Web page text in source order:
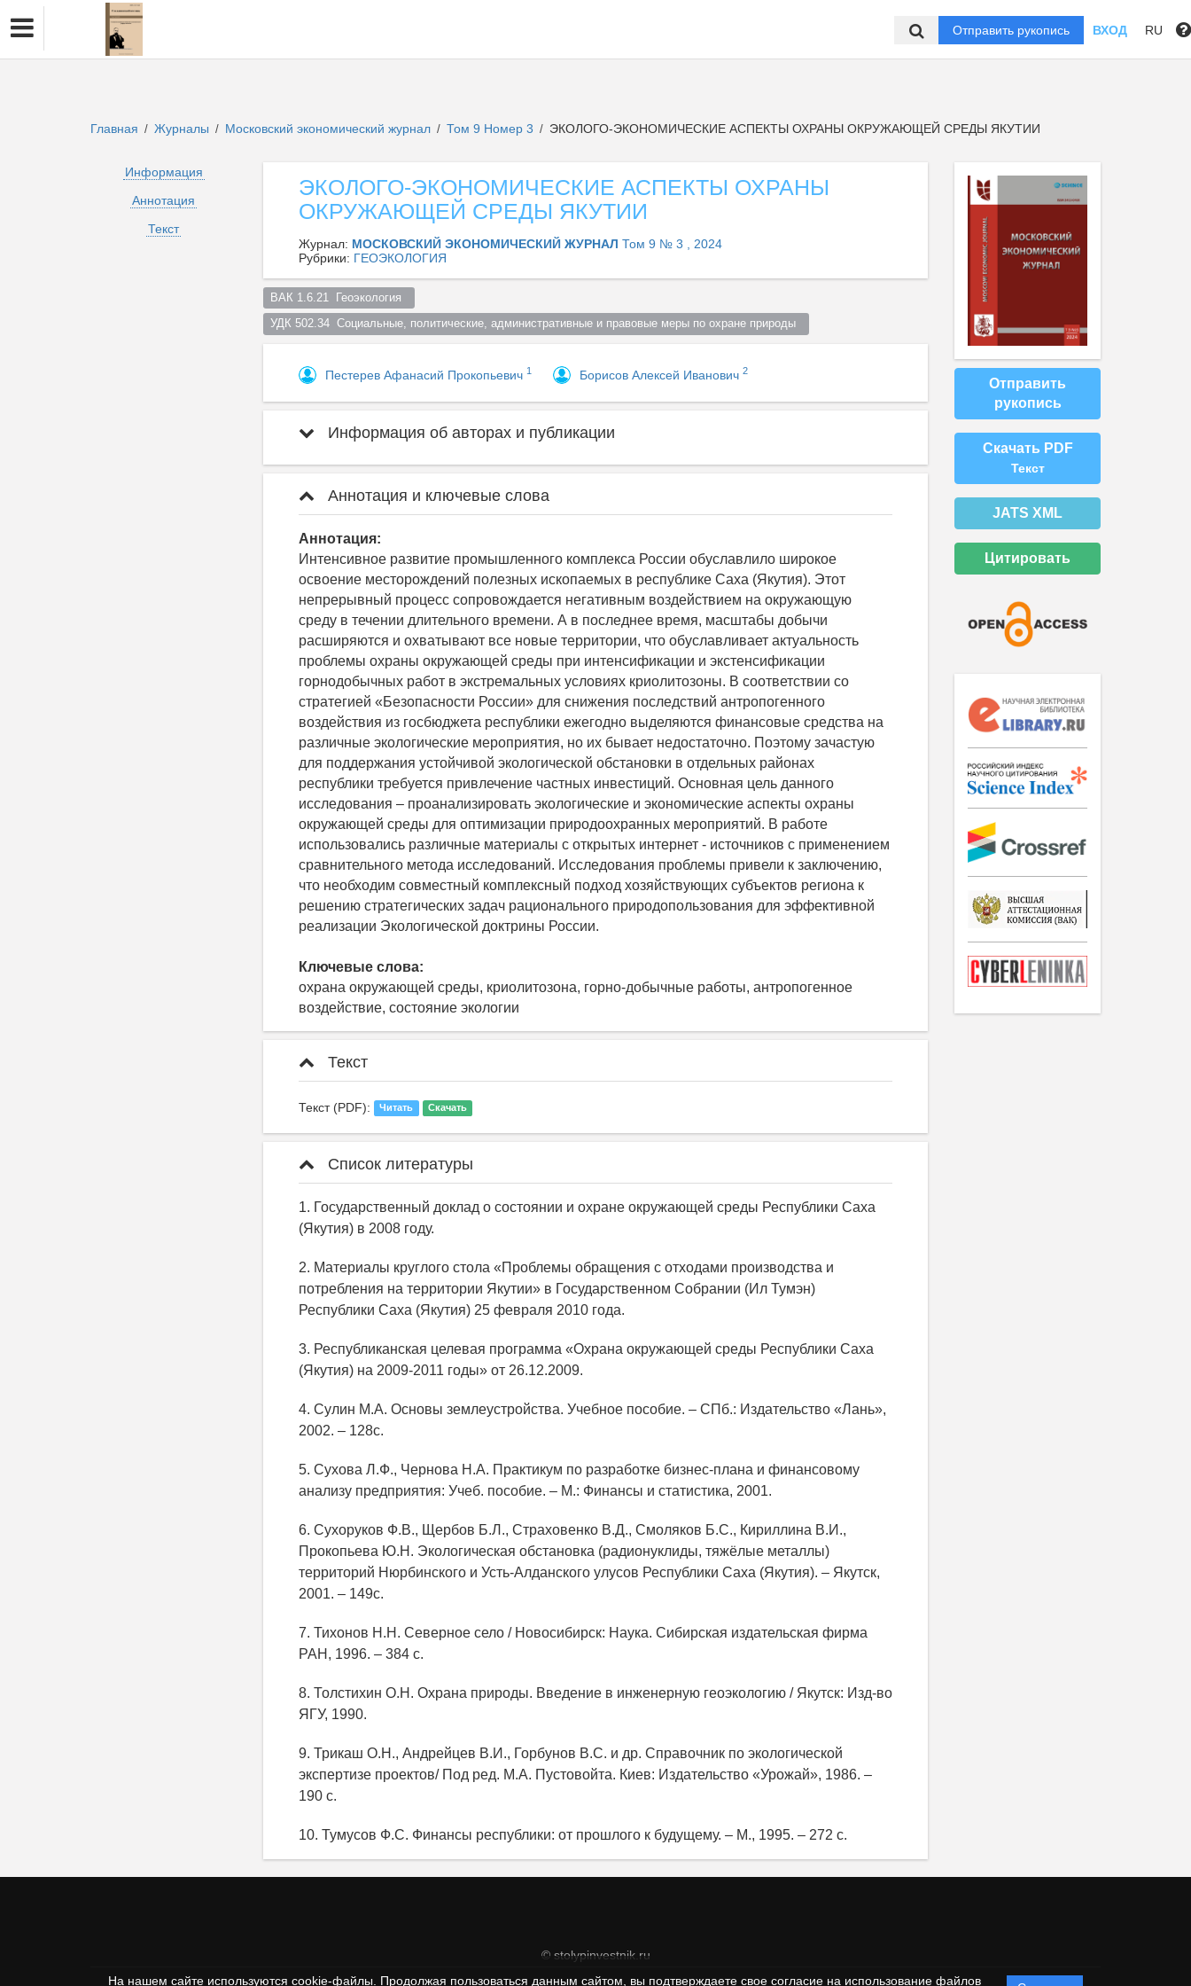
На нашем сайте используются cookie-файлы. Продолжая пользоваться данным сайтом, вы подтверждаете свое согласие на использование файлов
Отправить рукопись ВХОД RU
Главная / Журналы / Московский экономический журнал / Том 9 Номер 3 / ЭКОЛОГО-ЭКОНОМИЧЕСКИЕ АСПЕКТЫ ОХРАНЫ ОКРУЖАЮЩЕЙ СРЕДЫ ЯКУТИИ
Информация
Аннотация
Текст
ЭКОЛОГО-ЭКОНОМИЧЕСКИЕ АСПЕКТЫ ОХРАНЫ
ОКРУЖАЮЩЕЙ СРЕДЫ ЯКУТИИ
Журнал: МОСКОВСКИЙ ЭКОНОМИЧЕСКИЙ ЖУРНАЛ Том 9 № 3 , 2024
Рубрики: ГЕОЭКОЛОГИЯ
ВАК 1.6.21  Геоэкология
УДК 502.34  Cоциальные, политические, административные и правовые меры по охране природы
Пестерев Афанасий Прокопьевич 1 Борисов Алексей Иванович 2
Информация об авторах и публикации
Аннотация и ключевые слова
Аннотация:
Интенсивное развитие промышленного комплекса России обуславлило широкое
освоение месторождений полезных ископаемых в республике Саха (Якутия). Этот
непрерывный процесс сопровождается негативным воздействием на окружающую
среду в течении длительного времени. А в последнее время, масштабы добычи
расширяются и охватывают все новые территории, что обуславливает актуальность
проблемы охраны окружающей среды при интенсификации и экстенсификации
горнодобычных работ в экстремальных условиях криолитозоны. В соответствии со
стратегией «Безопасности России» для снижения последствий антропогенного
воздействия из госбюджета республики ежегодно выделяются финансовые средства на
различные экологические мероприятия, но их бывает недостаточно. Поэтому зачастую
для поддержания устойчивой экологической обстановки в отдельных районах
республики требуется привлечение частных инвестиций. Основная цель данного
исследования – проанализировать экологические и экономические аспекты охраны
окружающей среды для оптимизации природоохранных мероприятий. В работе
использовались различные материалы с открытых интернет - источников с применением
сравнительного метода исследований. Исследования проблемы привели к заключению,
что необходим совместный комплексный подход хозяйствующих субъектов региона к
решению стратегических задач рационального природопользования для эффективной
реализации Экологической доктрины России.
Ключевые слова:
охрана окружающей среды, криолитозона, горно-добычные работы, антропогенное
воздействие, состояние экологии
Текст
Текст (PDF): Читать Скачать
Список литературы
1. Государственный доклад о состоянии и охране окружающей среды Республики Саха
(Якутия) в 2008 году.
2. Материалы круглого стола «Проблемы обращения с отходами производства и
потребления на территории Якутии» в Государственном Собрании (Ил Тумэн)
Республики Саха (Якутия) 25 февраля 2010 года.
3. Республиканская целевая программа «Охрана окружающей среды Республики Саха
(Якутия) на 2009-2011 годы» от 26.12.2009.
4. Сулин М.А. Основы землеустройства. Учебное пособие. – СПб.: Издательство «Лань»,
2002. – 128с.
5. Сухова Л.Ф., Чернова Н.А. Практикум по разработке бизнес-плана и финансовому
анализу предприятия: Учеб. пособие. – М.: Финансы и статистика, 2001.
6. Сухоруков Ф.В., Щербов Б.Л., Страховенко В.Д., Смоляков Б.С., Кириллина В.И.,
Прокопьева Ю.Н. Экологическая обстановка (радионуклиды, тяжёлые металлы)
территорий Нюрбинского и Усть-Алданского улусов Республики Саха (Якутия). – Якутск,
2001. – 149с.
7. Тихонов Н.Н. Северное село / Новосибирск: Наука. Сибирская издательская фирма
РАН, 1996. – 384 с.
8. Толстихин О.Н. Охрана природы. Введение в инженерную геоэкологию / Якутск: Изд-во
ЯГУ, 1990.
9. Трикаш О.Н., Андрейцев В.И., Горбунов B.C. и др. Справочник по экологической
экспертизе проектов/ Под ред. М.А. Пустовойта. Киев: Издательство «Урожай», 1986. –
190 с.
10. Тумусов Ф.С. Финансы республики: от прошлого к будущему. – М., 1995. – 272 с.
Отправить
рукопись
Скачать PDF
Текст
JATS XML
Цитировать
© stolypinvestnik.ru